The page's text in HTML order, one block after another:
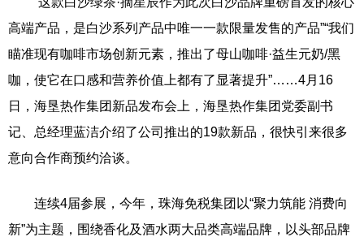
高端产品，是白沙系列产品中唯一一款限量发售的产品”“我们
瞄准现有咖啡市场创新元素，推出了母山咖啡·益生元奶/黑
咖，使它在口感和营养价值上都有了显著提升”……4月16
日，海垦热作集团新品发布会上，海垦热作集团党委副书
记、总经理蓝洁介绍了公司推出的19款新品，很快引来很多
意向合作商预约洽谈。
连续4届参展，今年，珠海免税集团以“聚力筑能 消费向
新”为主题，围绕香化及酒水两大品类高端品牌，以头部品牌